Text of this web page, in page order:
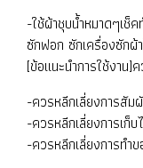
-ใช้ผ้าชุบน้ำหมาดๆเช็
ซักฟอก ซักเครื่องซักผ้
[ข้อแนะนำการใช้งาน]
-ควรหลีกเลี่ยงการสั
-ควรหลีกเลี่ยงการเ
-ควรหลีกเลี่ยงการทำ